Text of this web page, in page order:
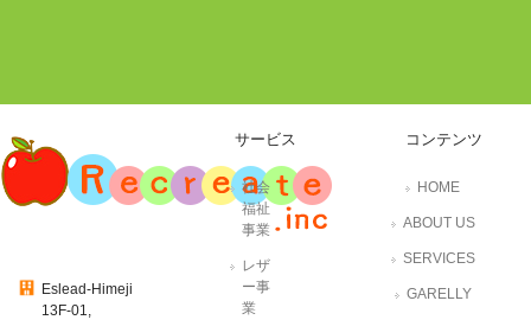
Eslead-Himeji
13F-01,
サービス
社会
福祉
事業
レザ
ー事
業
コンテンツ
HOME
ABOUT US
SERVICES
GARELLY